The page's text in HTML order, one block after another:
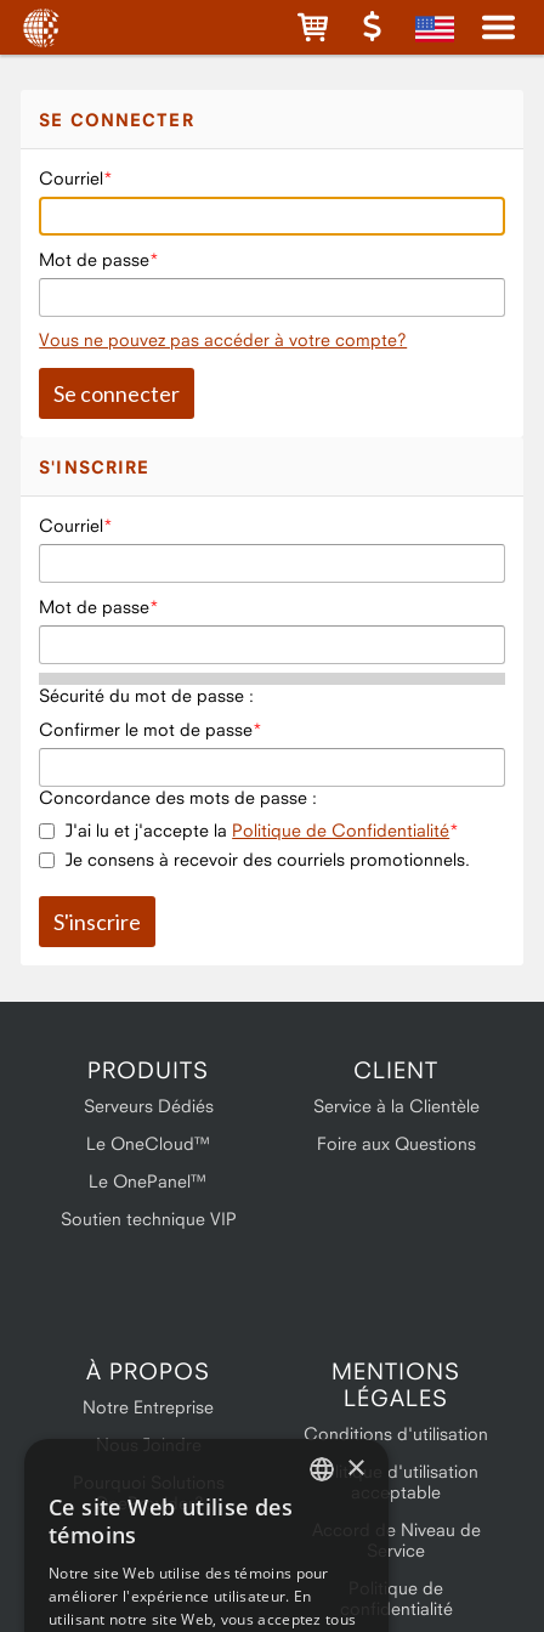
SE CONNECTER
Courriel
Mot de passe
Vous ne pouvez pas accéder à votre compte?
S'INSCRIRE
Courriel
Mot de passe
Sécurité du mot de passe :
Confirmer le mot de passe
Concordance des mots de passe :
J'ai lu et j'accepte la Politique de Confidentialité
Je consens à recevoir des courriels promotionnels.
PRODUITS
Serveurs Dédiés
Le OneCloud™
Le OnePanel™
Soutien technique VIP
CLIENT
Service à la Clientèle
Foire aux Questions
À PROPOS
Notre Entreprise
Nous Joindre
OneProvider?
MENTIONS
LÉGALES
Conditions d'utilisation
Politique d'utilisation
acceptable
Accord de Niveau de
Service
Politique de
confidentialité
×
Ce site Web utilise des
témoins
Notre site Web utilise des témoins pour
améliorer l'expérience utilisateur. En
utilisant notre site Web, vous acceptez tous